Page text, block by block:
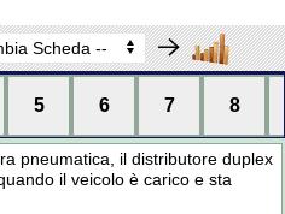
5 6 7 8
pneumatica, il distributore duplex
il veicolo è carico e sta